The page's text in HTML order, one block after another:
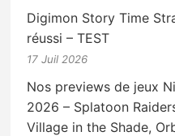
Digimon Story Time
réussi – TEST
17 Juil 2026
Nos previews de jeux
2026 – Splatoon
Village in the Shade,